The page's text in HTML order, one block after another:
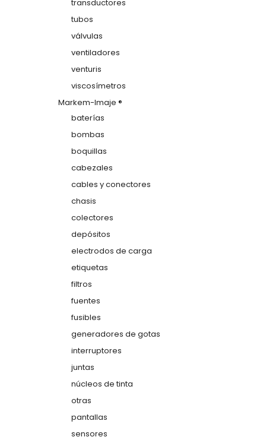
transductores
tubos
válvulas
ventiladores
venturis
viscosímetros
Markem-Imaje ®
baterías
bombas
boquillas
cabezales
cables y conectores
chasis
colectores
depósitos
electrodos de carga
etiquetas
filtros
fuentes
fusibles
generadores de gotas
interruptores
juntas
núcleos de tinta
otras
pantallas
sensores